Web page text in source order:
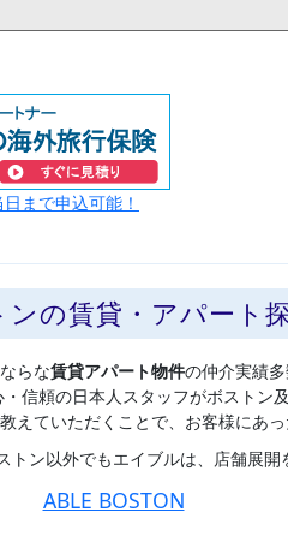
まで申込可能！
の賃貸・アパート
らな賃貸アパート物件の仲介実績
信頼の日本人スタッフがボストン
えていただくことで、お客様にあ
トン以外でもエイブルは、店舗展
ABLE BOSTON